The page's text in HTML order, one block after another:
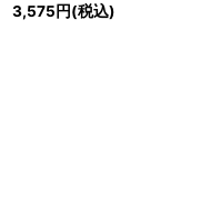
3,575 円(税込)